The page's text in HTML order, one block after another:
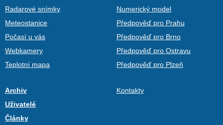
Radarové snímky
Meteostanice
Počasí u vás
Webkamery
Teplotní mapa
Numerický model
Předpověď pro Prahu
Předpověď pro Brno
Předpověď pro Ostravu
Předpověď pro Plzeň
Archiv
Uživatelé
Články
Kontakty